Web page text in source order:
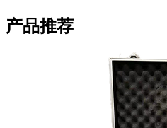
产品推荐